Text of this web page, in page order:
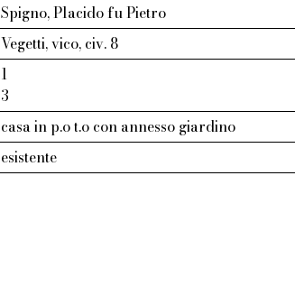
Spigno, Placido fu Pietro
Vegetti, vico, civ. 8
1
3
casa in p.o t.o con annesso giardino
esistente